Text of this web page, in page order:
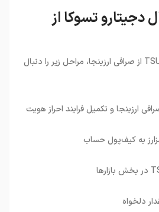
دجیتارو تسوکا از
از صرافی ارزینجا، مراحل زیر را دنبال
در بخش بازارها